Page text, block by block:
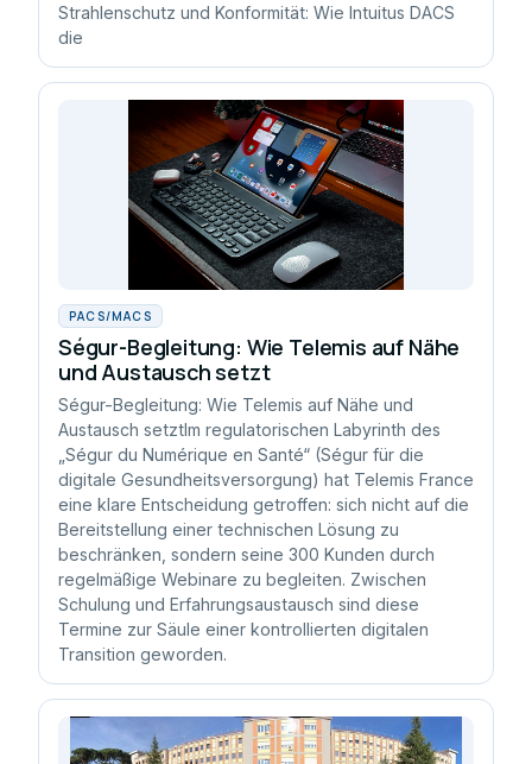
Strahlenschutz und Konformität: Wie Intuitus DACS
die
PACS/MACS
Ségur-Begleitung: Wie Telemis auf Nähe
und Austausch setzt
Ségur-Begleitung: Wie Telemis auf Nähe und
Austausch setztIm regulatorischen Labyrinth des
„Ségur du Numérique en Santé“ (Ségur für die
digitale Gesundheitsversorgung) hat Telemis France
eine klare Entscheidung getroffen: sich nicht auf die
Bereitstellung einer technischen Lösung zu
beschränken, sondern seine 300 Kunden durch
regelmäßige Webinare zu begleiten. Zwischen
Schulung und Erfahrungsaustausch sind diese
Termine zur Säule einer kontrollierten digitalen
Transition geworden.